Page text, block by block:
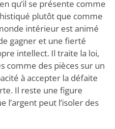
qu’il se présente comme
plutôt que comme
intérieur est animé
gagner et une fierté
intellect. Il traite la loi,
comme des pièces sur un
à accepter la défaite
Il reste une figure
l’argent peut l’isoler des